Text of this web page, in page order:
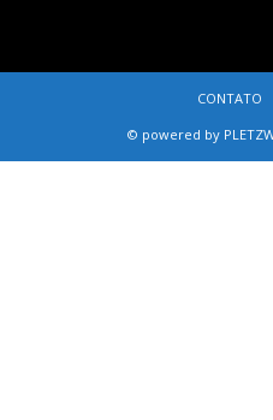
CONTATO
© powered by